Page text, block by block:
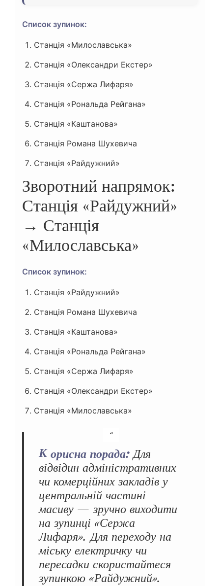
Список зупинок:
Станція «Милославська»
Станція «Олександри Екстер»
Станція «Сержа Лифаря»
Станція «Рональда Рейгана»
Станція «Каштанова»
Станція Романа Шухевича
Станція «Райдужний»
Зворотний напрямок:
Станція «Райдужний»
→ Станція
«Милославська»
Список зупинок:
Станція «Райдужний»
Станція Романа Шухевича
Станція «Каштанова»
Станція «Рональда Рейгана»
Станція «Сержа Лифаря»
Станція «Олександри Екстер»
Станція «Милославська»
Корисна порада: Для
відвідин адміністративних
чи комерційних закладів у
центральній частині
масиву — зручно виходити
на зупинці «Сержа
Лифаря». Для переходу на
міську електричку чи
пересадки скористайтеся
зупинкою «Райдужний».